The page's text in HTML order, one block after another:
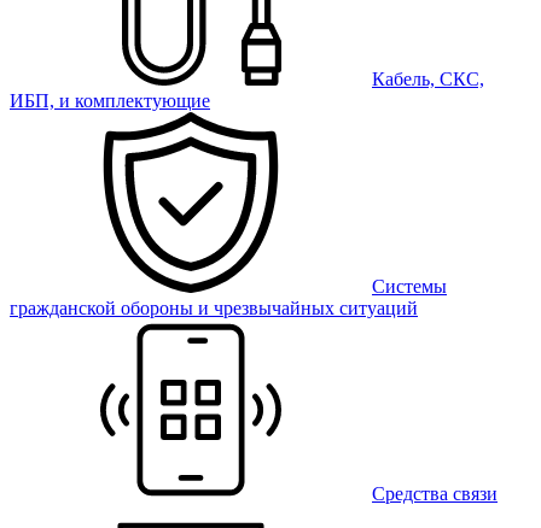
Кабель, СКС,
ИБП, и комплектующие
Системы
гражданской обороны и чрезвычайных ситуаций
Средства связи